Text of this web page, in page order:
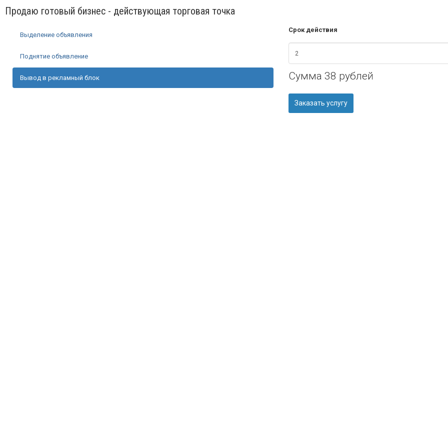
Продаю готовый бизнес - действующая торговая точка
Выделение объявления
Поднятие объявление
Вывод в рекламный блок
Срок действия
Сумма 38 рублей